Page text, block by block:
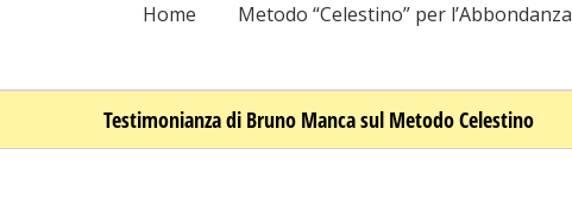
Home Metodo “Celestino” per l’Abbondanza
Testimonianza di Bruno Manca sul Metodo Celestino